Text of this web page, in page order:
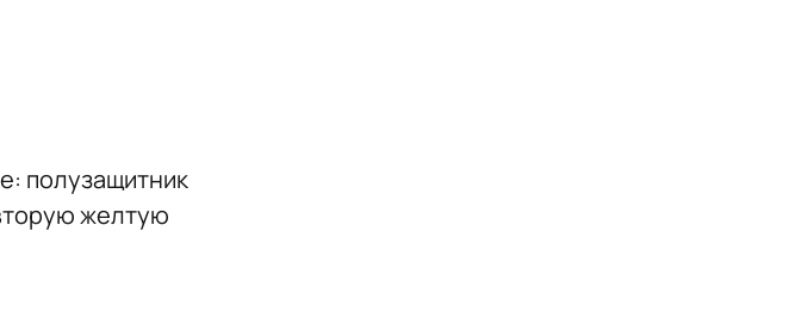
полузащитник
желтую